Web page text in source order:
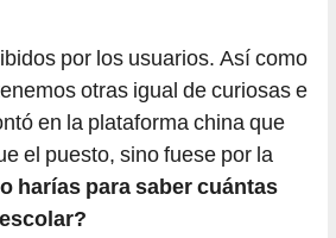
por los usuarios. Así como
otras igual de curiosas e
en la plataforma china que
el puesto, sino fuese por la
harías para saber cuántas